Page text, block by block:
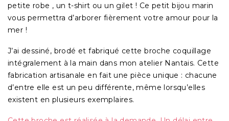
petite robe , un t-shirt ou un gilet ! Ce petit bijou marin
vous permettra d’arborer fièrement votre amour pour la
mer !
J’ai dessiné, brodé et fabriqué cette broche coquillage
intégralement à la main dans mon atelier Nantais. Cette
fabrication artisanale en fait une pièce unique : chacune
d’entre elle est un peu différente, même lorsqu’elles
existent en plusieurs exemplaires.